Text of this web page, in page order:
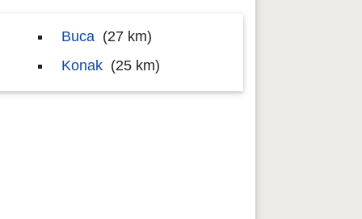
Buca (27 km)
Konak (25 km)